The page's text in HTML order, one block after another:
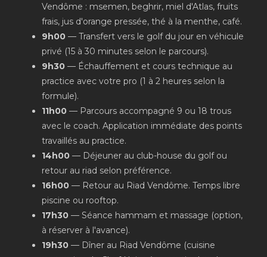
Vendôme : msemen, beghrir, miel d'Atlas, fruits
frais, jus d'orange pressée, thé à la menthe, café.
9h00 — Transfert vers le golf du jour en véhicule
privé (15 à 30 minutes selon le parcours).
9h30 — Échauffement et cours technique au
practice avec votre pro (1 à 2 heures selon la
formule).
11h00 — Parcours accompagné 9 ou 18 trous
avec le coach. Application immédiate des points
travaillés au practice.
14h00 — Déjeuner au club-house du golf ou
retour au riad selon préférence.
16h00 — Retour au Riad Vendôme. Temps libre
piscine ou rooftop.
17h30 — Séance hammam et massage (option,
à réserver à l'avance).
19h30 — Dîner au Riad Vendôme (cuisine